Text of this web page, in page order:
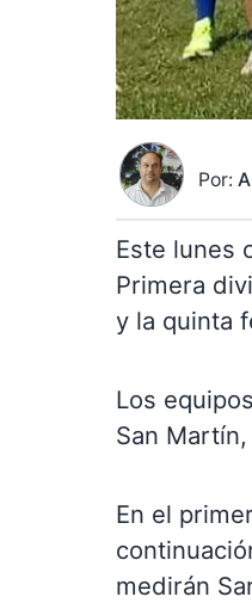
Por:
Este lunes
Primera
y la quinta
Los
San
En el
medirán